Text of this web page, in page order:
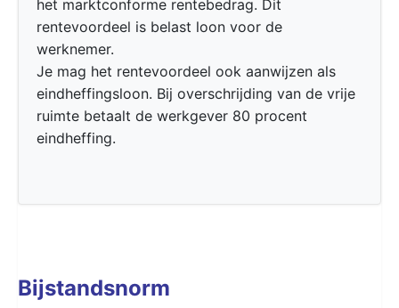
het marktconforme rentebedrag. Dit
rentevoordeel is belast loon voor de
werknemer.
Je mag het rentevoordeel ook aanwijzen als
eindheffingsloon. Bij overschrijding van de vrije
ruimte betaalt de werkgever 80 procent
eindheffing.
Bijstandsnorm